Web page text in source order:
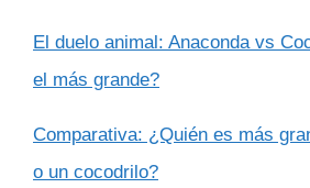
El duelo animal: Anaconda vs
el más grande?
Comparativa: ¿Quién es más
o un cocodrilo?